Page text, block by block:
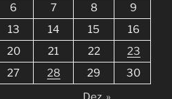
6 7 8
9
13 14 15
16
20 21 22
23
27 28 29
30